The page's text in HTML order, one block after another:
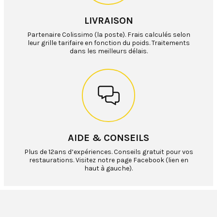
LIVRAISON
Partenaire Colissimo (la poste). Frais calculés selon
leur grille tarifaire en fonction du poids. Traitements
dans les meilleurs délais.
AIDE & CONSEILS
Plus de 12ans d’expériences. Conseils gratuit pour vos
restaurations. Visitez notre page Facebook (lien en
haut à gauche).